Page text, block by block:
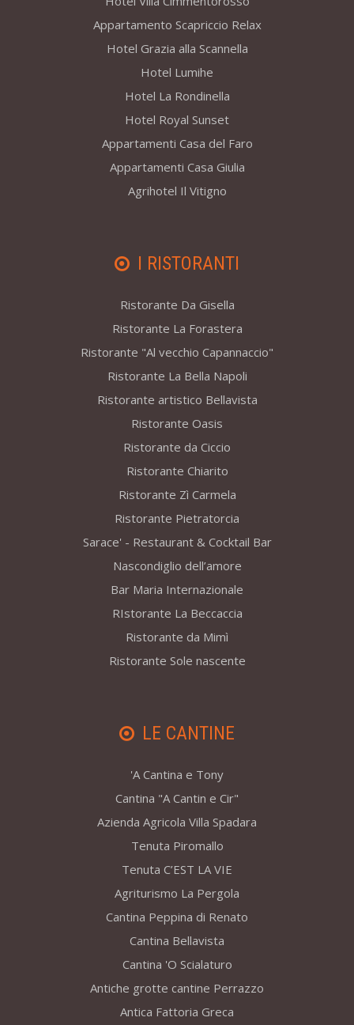
Appartamento Scapriccio Relax
Hotel Grazia alla Scannella
Hotel Lumihe
Hotel La Rondinella
Hotel Royal Sunset
Appartamenti Casa del Faro
Appartamenti Casa Giulia
Agrihotel Il Vitigno
I RISTORANTI
Ristorante Da Gisella
Ristorante La Forastera
Ristorante "Al vecchio Capannaccio"
Ristorante La Bella Napoli
Ristorante artistico Bellavista
Ristorante Oasis
Ristorante da Ciccio
Ristorante Chiarito
Ristorante Zì Carmela
Ristorante Pietratorcia
Sarace' - Restaurant & Cocktail Bar
Nascondiglio dell’amore
Bar Maria Internazionale
RIstorante La Beccaccia
Ristorante da Mimì
Ristorante Sole nascente
LE CANTINE
'A Cantina e Tony
Cantina "A Cantin e Cir"
Azienda Agricola Villa Spadara
Tenuta Piromallo
Tenuta C’EST LA VIE
Agriturismo La Pergola
Cantina Peppina di Renato
Cantina Bellavista
Cantina 'O Scialaturo
Antiche grotte cantine Perrazzo
Antica Fattoria Greca